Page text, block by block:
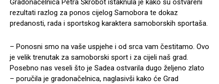
Gradonačelnica Petra Škrobot istaknula je kako su ostvareni
rezultati razlog za ponos cijelog Samobora te dokaz
predanosti, rada i sportskog karaktera samoborskih sportaša.
– Ponosni smo na vaše uspjehe i od srca vam čestitamo. Ovo
je velik trenutak za samoborski sport i za cijeli naš grad.
Posebno nas veseli što je Sadea ostvarila dugo željeno zlato
– poručila je gradonačelnica, naglasivši kako će Grad